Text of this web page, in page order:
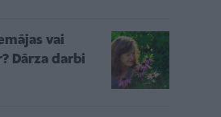
vai
Dārza darbi